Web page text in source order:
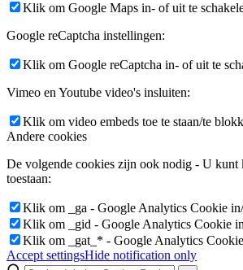
Klik om Google Maps in- of uit te
Google reCaptcha instellingen:
Klik om Google reCaptcha in- of uit te
Vimeo en Youtube video's insluiten:
Klik om video embeds toe te staan/te
Andere cookies
De volgende cookies zijn ook nodig - U kunt
toestaan:
Klik om _ga - Google Analytics Cookie
Klik om _gid - Google Analytics Cookie
Klik om _gat_* - Google Analytics
Accept settingsHide notification only